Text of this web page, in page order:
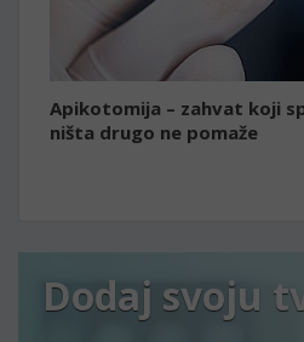
Apikotomija – zahvat koji
ništa drugo ne pomaže
Dodaj svoju